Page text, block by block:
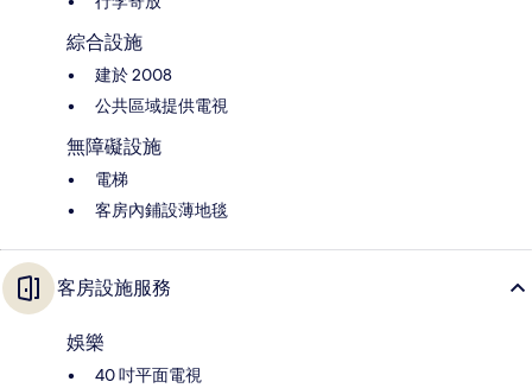
綜合設施
建於 2008
公共區域提供電視
無障礙設施
電梯
客房內鋪設薄地毯
客房設施服務
娛樂
40 吋平面電視